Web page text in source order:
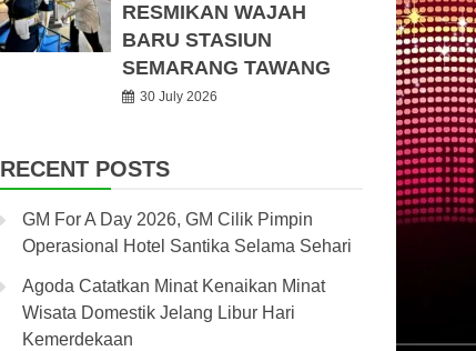
RESMIKAN WAJAH
BARU STASIUN
SEMARANG TAWANG
30 July 2026
RECENT POSTS
GM For A Day 2026, GM Cilik Pimpin
Operasional Hotel Santika Selama Sehari
Agoda Catatkan Minat Kenaikan Minat
Wisata Domestik Jelang Libur Hari
Kemerdekaan